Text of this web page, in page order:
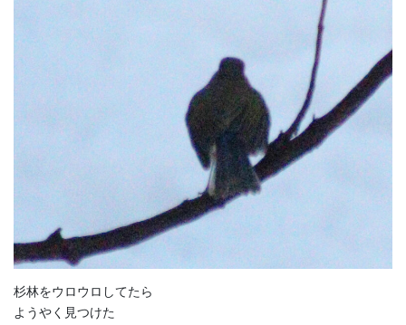
杉林をウロウロしてたら
ようやく見つけた